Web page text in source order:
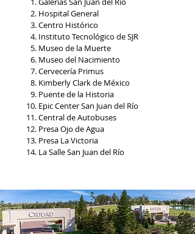
Hospital General
Centro Histórico
Instituto Tecnológico de SJR
Museo de la Muerte
Museo del Nacimiento
Cervecería Primus
Kimberly Clark de México
Puente de la Historia
Epic Center San Juan del Río
Central de Autobuses
Presa Ojo de Agua
Presa La Victoria
La Salle San Juan del Río